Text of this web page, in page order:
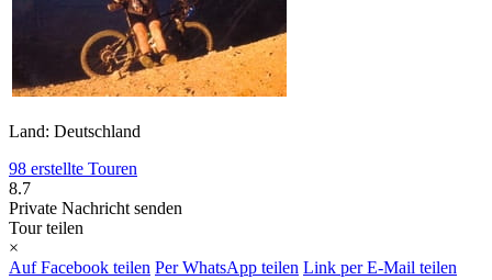
Land: Deutschland
98 erstellte Touren
8.7
Private Nachricht senden
Tour teilen
×
Auf Facebook teilen Per WhatsApp teilen Link per E-Mail teilen